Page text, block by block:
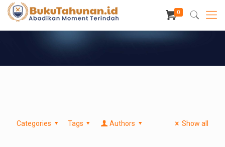
0
Categories Tags Authors Show all